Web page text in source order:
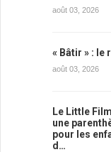
août 03, 2026
« Bâtir » :
août 03, 2026
Le Little
une
pour les
d…